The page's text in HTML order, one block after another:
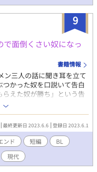
9
面倒くさい奴になっ
書籍情報
ン三人の話に聞き耳を立て
かった奴を口説いて告白
えた奴が勝ち」という告
、乃木は三人のうちで一番
その日の放課後から早坂
早坂（18）モッテモテのイ
る。物静か。 乃木（18）
友人。 蓑島（17）早坂
最終更新日 2023.6.6 登録日 2023.6.1
ンド 短編
BL
現代